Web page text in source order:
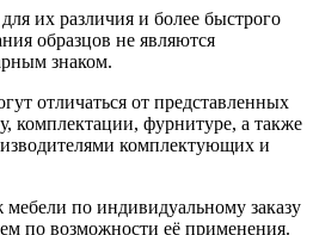
их различия и более быстрого
образцов не являются
знаком.
отличаться от представленных
комплектации, фурнитуре, а также
комплектующих и
по индивидуальному заказу
по возможности её применения.